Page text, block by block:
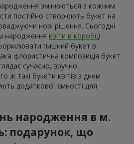
змінюються з кожним
постійно створюють букет на
нові рішення. Сьогодні
народження квіти в коробці
пишний букет в
флористична композиція букет
сучасно, зручно
ж такі букети квітів з днем
додаткової ємності для
народження в м.
подарунок, що